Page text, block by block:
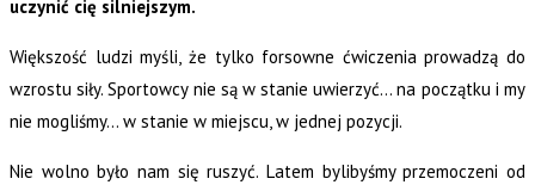
uczynić cię silniejszym.
Większość ludzi myśli, że tylko forsowne ćwiczenia prowadzą do
wzrostu siły. Sportowcy nie są w stanie uwierzyć… na początku i my
nie mogliśmy… w stanie w miejscu, w jednej pozycji.
Nie wolno było nam się ruszyć. Latem bylibyśmy przemoczeni od